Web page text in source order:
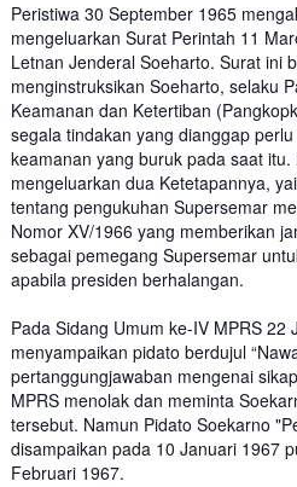
Peristiwa 30 September 1965
mengeluarkan Surat Perintah 11
Letnan Jenderal Soeharto. Surat ini
menginstruksikan Soeharto, selaku
Keamanan dan Ketertiban
segala tindakan yang dianggap
keamanan yang buruk pada saat itu.
mengeluarkan dua Ketetapannya,
tentang pengukuhan Supersemar
Nomor XV/1966 yang memberikan
sebagai pemegang Supersemar
apabila presiden berhalangan.
Pada Sidang Umum ke-IV MPRS 22
menyampaikan pidato berdujul
pertanggungjawaban mengenai
MPRS menolak dan meminta
tersebut. Namun Pidato Soekarno
disampaikan pada 10 Januari 1967
Februari 1967.